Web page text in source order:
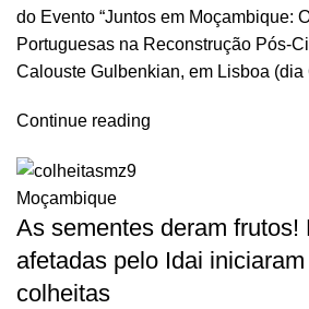
do Evento “Juntos em Moçambique:
Portuguesas na Reconstrução Pós-
Calouste Gulbenkian, em Lisboa (dia
Continue reading
Moçambique
As sementes deram frutos!
afetadas pelo Idai
colheitas